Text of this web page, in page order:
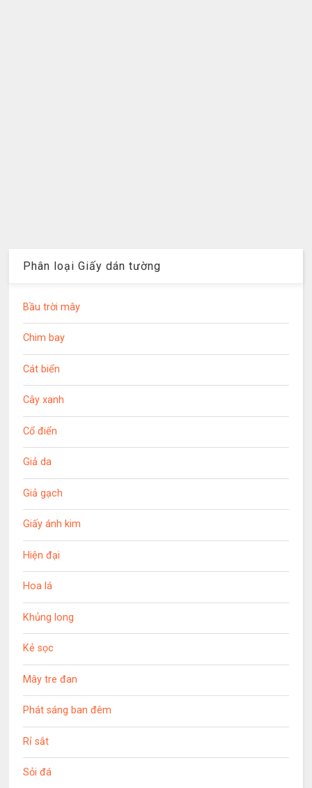
Phân loại Giấy dán tường
Bầu trời mây
Chim bay
Cát biển
Cây xanh
Cổ điển
Giả da
Giả gạch
Giấy ánh kim
Hiện đại
Hoa lá
Khủng long
Kẻ sọc
Mây tre đan
Phát sáng ban đêm
Rỉ sắt
Sỏi đá